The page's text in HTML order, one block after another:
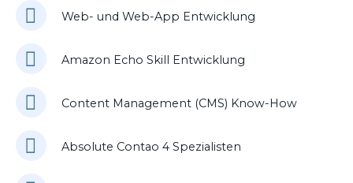
Web- und Web-App Entwicklung
Amazon Echo Skill Entwicklung
Content Management (CMS) Know-How
Absolute Contao 4 Spezialisten